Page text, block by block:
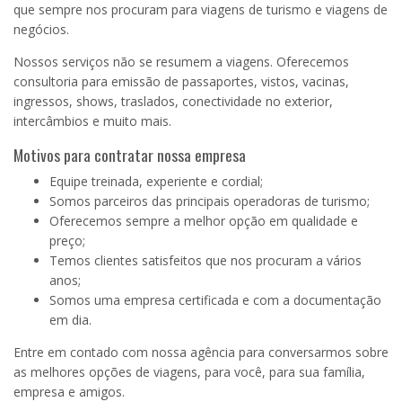
que sempre nos procuram para viagens de turismo e viagens de
negócios.
Nossos serviços não se resumem a viagens. Oferecemos
consultoria para emissão de passaportes, vistos, vacinas,
ingressos, shows, traslados, conectividade no exterior,
intercâmbios e muito mais.
Motivos para contratar nossa empresa
Equipe treinada, experiente e cordial;
Somos parceiros das principais operadoras de turismo;
Oferecemos sempre a melhor opção em qualidade e
preço;
Temos clientes satisfeitos que nos procuram a vários
anos;
Somos uma empresa certificada e com a documentação
em dia.
Entre em contado com nossa agência para conversarmos sobre
as melhores opções de viagens, para você, para sua família,
empresa e amigos.